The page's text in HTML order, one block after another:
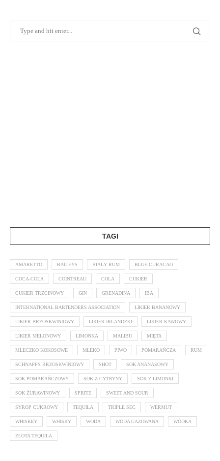
TAGI
AMARETTO BAILEYS BIAŁY RUM BLUE CURACAO
COCA-COLA COINTREAU COLA CUKIER
CUKIER TRZCINOWY GIN GRENADINA IBA
INTERNATIONAL BARTENDERS ASSOCIATION LIKIER BANANOWY
LIKIER BRZOSKWINIOWY LIKIER IRLANDZKI LIKIER KAWOWY
LIKIER MELONOWY LIMONKA MALIBU MIĘTA
MLECZKO KOKOSOWE MLEKO PIWO POMARAŃCZA RUM
SCHNAPPS BRZOSKWINIOWY SHOT SOK ANANASOWY
SOK POMARAŃCZOWY SOK Z CYTRYNY SOK Z LIMONKI
SOK ŻURAWINOWY SPRITE SWEET AND SOUR
SYROP CUKROWY TEQUILA TRIPLE SEC WERMUT
WHISKEY WHISKY WODA WODA GAZOWANA WÓDKA
ZŁOTA TEQUILA